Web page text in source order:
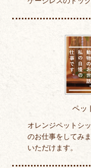
ペッ
オレンジペットシ
のお仕事をしてみ
いただけます。